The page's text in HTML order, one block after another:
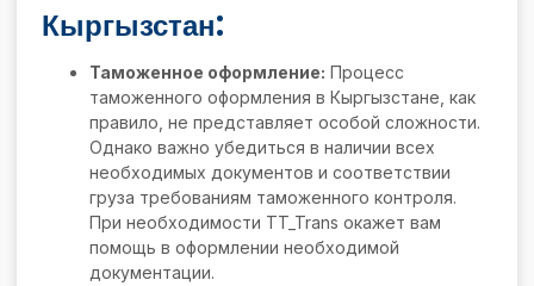
Кыргызстан:
Таможенное оформление: Процесс
таможенного оформления в Кыргызстане, как
правило, не представляет особой сложности.
Однако важно убедиться в наличии всех
необходимых документов и соответствии
груза требованиям таможенного контроля.
При необходимости TT_Trans окажет вам
помощь в оформлении необходимой
документации.